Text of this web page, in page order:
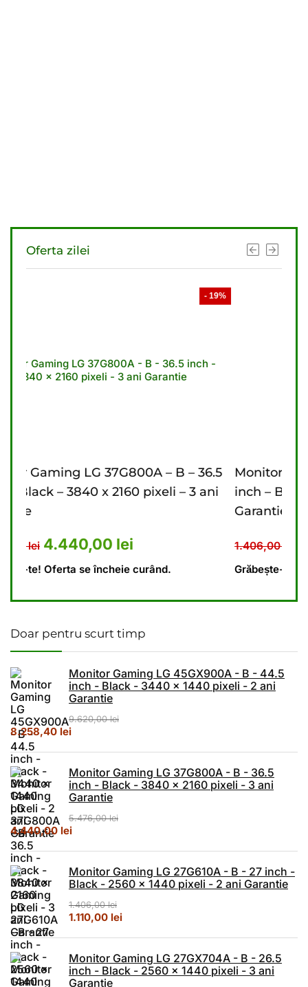
Oferta zilei
– 36.5
– 3 ani
5.476,00 lei.
curent este: 4.440,00 lei.
Monitor Gaming LG 27G610A – B – 27
inch – Black – 2560 x 1440 pixeli – 2 ani
1.406,00lei Prețul inițial a fost:
1.110,00 Prețul curent
Grăbește-te! Oferta se încheie curând.
Doar pentru scurt timp
Monitor Gaming LG 45GX900A - B - 44.5
inch - Black - 3440 x 1440 pixeli - 2 ani
Garantie
9.620,00lei
Prețul inițial a fost: 9.620,00 lei.
8.258,40 leiPrețul curent este: 8.258,40 lei.
Monitor Gaming LG 37G800A - B - 36.5
inch - Black - 3840 x 2160 pixeli - 3 ani
Garantie
5.476,00lei
Prețul inițial a fost: 5.476,00 lei.
4.440,00 leiPrețul curent este: 4.440,00 lei.
Monitor Gaming LG 27G610A - B - 27 inch -
Black - 2560 x 1440 pixeli - 2 ani Garantie
1.406,00lei
Prețul inițial a fost: 1.406,00 lei.
1.110,00 leiPrețul curent este: 1.110,00 lei.
Monitor Gaming LG 27GX704A - B - 26.5
inch - Black - 2560 x 1440 pixeli - 3 ani
Garantie